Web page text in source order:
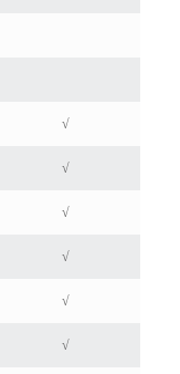
√
√
√
√
√
√